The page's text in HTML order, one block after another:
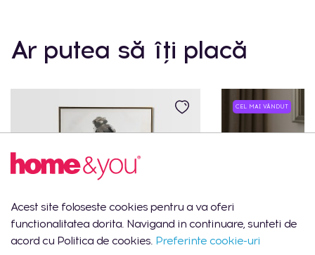
Ar putea să îți placă
CEL MAI VÂNDUT
Acest site foloseste cookies pentru a va oferi
functionalitatea dorita. Navigand in continuare, sunteti de
acord cu Politica de cookies. Preferinte cookie-uri